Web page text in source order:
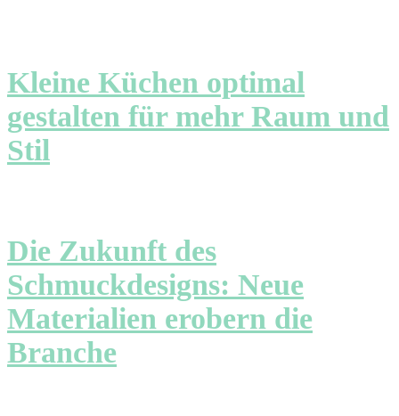
Kleine Küchen optimal
gestalten für mehr Raum und
Stil
Die Zukunft des
Schmuckdesigns: Neue
Materialien erobern die
Branche